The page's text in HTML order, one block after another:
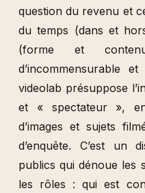
question du revenu et
du temps (dans et
(forme et
d’incommensurable
videolab présuppose
et « spectateur »,
d’images et sujets
d’enquête. C’est un
publics qui dénoue les
les rôles : qui est